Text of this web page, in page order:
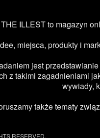
THE ILLEST to magazyn
miejsca, produkty i
jest
z takimi zagadnieniami
wywiady,
także tematy
RESERVED.